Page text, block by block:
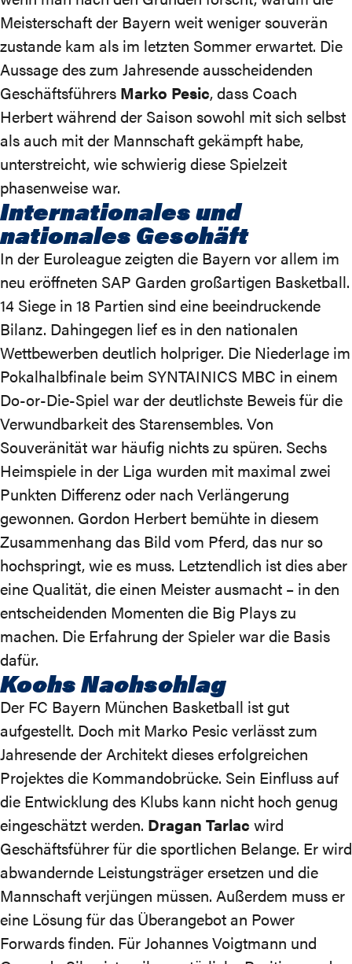
Meisterschaft der Bayern weit weniger souverän
zustande kam als im letzten Sommer erwartet. Die
Aussage des zum Jahresende ausscheidenden
Geschäftsführers Marko Pesic, dass Coach
Herbert während der Saison sowohl mit sich selbst
als auch mit der Mannschaft gekämpft habe,
unterstreicht, wie schwierig diese Spielzeit
phasenweise war.
Internationales und
nationales Geschäft
In der Euroleague zeigten die Bayern vor allem im
neu eröffneten SAP Garden großartigen Basketball.
14 Siege in 18 Partien sind eine beeindruckende
Bilanz. Dahingegen lief es in den nationalen
Wettbewerben deutlich holpriger. Die Niederlage im
Pokalhalbfinale beim SYNTAINICS MBC in einem
Do-or-Die-Spiel war der deutlichste Beweis für die
Verwundbarkeit des Starensembles. Von
Souveränität war häufig nichts zu spüren. Sechs
Heimspiele in der Liga wurden mit maximal zwei
Punkten Differenz oder nach Verlängerung
gewonnen. Gordon Herbert bemühte in diesem
Zusammenhang das Bild vom Pferd, das nur so
hochspringt, wie es muss. Letztendlich ist dies aber
eine Qualität, die einen Meister ausmacht – in den
entscheidenden Momenten die Big Plays zu
machen. Die Erfahrung der Spieler war die Basis
dafür.
Kochs Nachschlag
Der FC Bayern München Basketball ist gut
aufgestellt. Doch mit Marko Pesic verlässt zum
Jahresende der Architekt dieses erfolgreichen
Projektes die Kommandobrücke. Sein Einfluss auf
die Entwicklung des Klubs kann nicht hoch genug
eingeschätzt werden. Dragan Tarlac wird
Geschäftsführer für die sportlichen Belange. Er wird
abwandernde Leistungsträger ersetzen und die
Mannschaft verjüngen müssen. Außerdem muss er
eine Lösung für das Überangebot an Power
Forwards finden. Für Johannes Voigtmann und